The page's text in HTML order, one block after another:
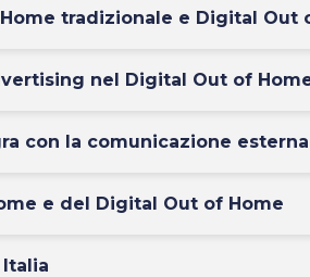
tradizionale e Digital Out
nel Digital Out of
con la comunicazione esterna
e del Digital Out of Home